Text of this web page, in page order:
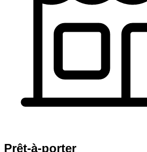
Prêt-à-porter